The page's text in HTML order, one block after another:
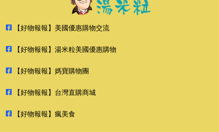
【好物報報】美國優惠購物交流
【好物報報】湯米粒美國優惠購物
【好物報報】媽寶購物團
【好物報報】台灣直購商城
【好物報報】瘋美食